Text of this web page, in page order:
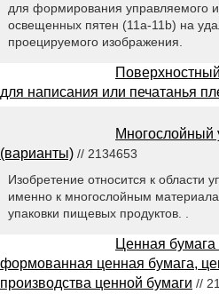
для формирования управляемого
освещенных пятен (11a-11b) на
проецируемого изображения.
для написания или печатанья
Многослойный
(варианты) // 2134653
Изобретение относится к области
именно к многослойным
упаковки пищевых продуктов. .
Ценная бумага
формованная ценная бумага,
производства ценной бумаги //